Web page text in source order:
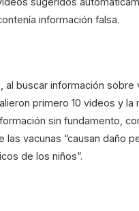
información falsa.
al buscar información sobre
primero 10 videos y la
sin fundamento,
las vacunas “causan daño
de los niños”.